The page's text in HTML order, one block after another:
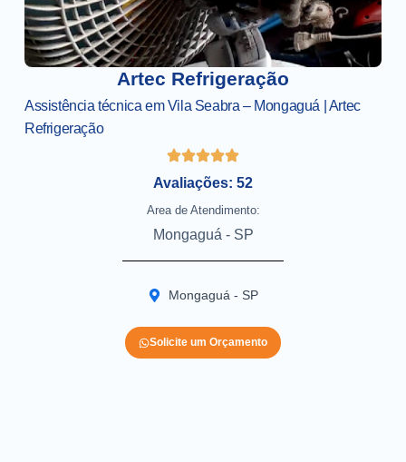
Artec Refrigeração
Assistência técnica em Vila Seabra – Mongaguá | Artec
Refrigeração
Avaliações: 52
Area de Atendimento:
Mongaguá - SP
Mongaguá - SP
Solicite um Orçamento